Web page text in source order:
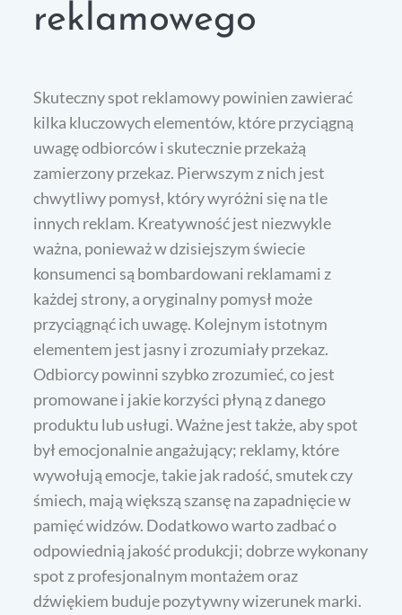
reklamowego
Skuteczny spot reklamowy powinien zawierać
kilka kluczowych elementów, które przyciągną
uwagę odbiorców i skutecznie przekażą
zamierzony przekaz. Pierwszym z nich jest
chwytliwy pomysł, który wyróżni się na tle
innych reklam. Kreatywność jest niezwykle
ważna, ponieważ w dzisiejszym świecie
konsumenci są bombardowani reklamami z
każdej strony, a oryginalny pomysł może
przyciągnąć ich uwagę. Kolejnym istotnym
elementem jest jasny i zrozumiały przekaz.
Odbiorcy powinni szybko zrozumieć, co jest
promowane i jakie korzyści płyną z danego
produktu lub usługi. Ważne jest także, aby spot
był emocjonalnie angażujący; reklamy, które
wywołują emocje, takie jak radość, smutek czy
śmiech, mają większą szansę na zapadnięcie w
pamięć widzów. Dodatkowo warto zadbać o
odpowiednią jakość produkcji; dobrze wykonany
spot z profesjonalnym montażem oraz
dźwiękiem buduje pozytywny wizerunek marki.